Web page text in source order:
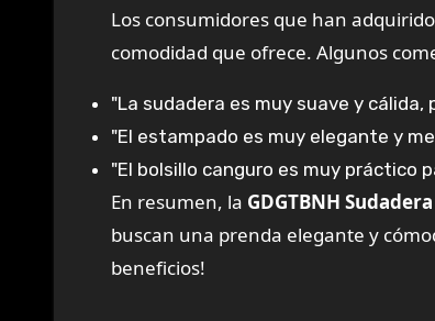
Los consumidores que han
comodidad que ofrece. Algunos
"La sudadera es muy suave y
"El estampado es muy elegante y
"El bolsillo canguro es muy práctico
En resumen, la GDGTBNH
buscan una prenda elegante y
beneficios!